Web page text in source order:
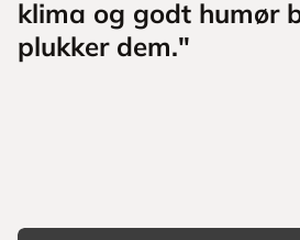
klima og godt humør
plukker dem."